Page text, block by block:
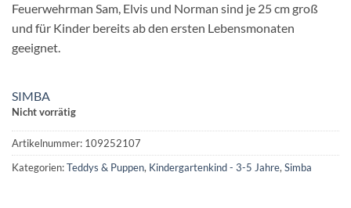
Feuerwehrman Sam, Elvis und Norman sind je 25 cm groß
und für Kinder bereits ab den ersten Lebensmonaten
geeignet.
SIMBA
Nicht vorrätig
Artikelnummer: 109252107
Kategorien:Teddys & Puppen, Kindergartenkind - 3-5 Jahre, Simba